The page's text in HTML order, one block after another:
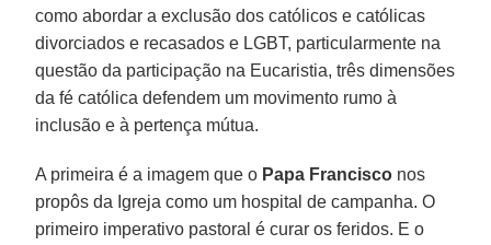
como abordar a exclusão dos católicos e católicas
divorciados e recasados e LGBT, particularmente na
questão da participação na Eucaristia, três dimensões
da fé católica defendem um movimento rumo à
inclusão e à pertença mútua.
A primeira é a imagem que o Papa Francisco nos
propôs da Igreja como um hospital de campanha. O
primeiro imperativo pastoral é curar os feridos. E o